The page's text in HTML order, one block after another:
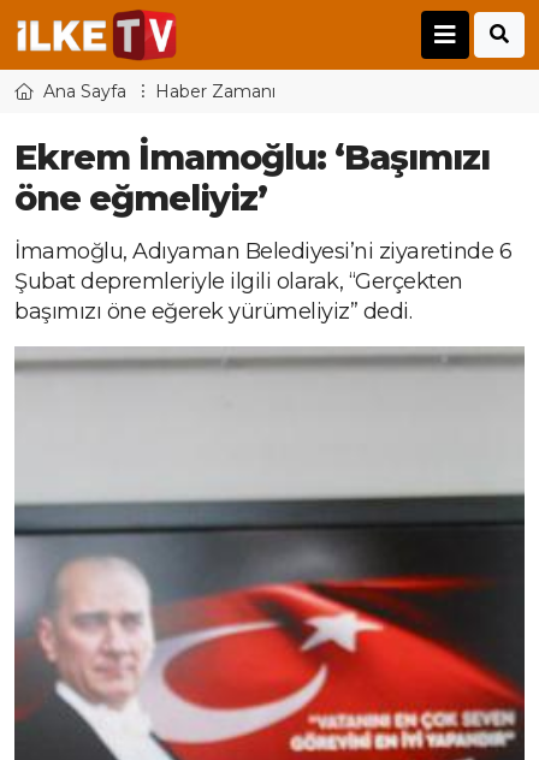
Ana Sayfa Haber Zamanı
Ekrem İmamoğlu: ‘Başımızı
öne eğmeliyiz’
İmamoğlu, Adıyaman Belediyesi’ni ziyaretinde 6
Şubat depremleriyle ilgili olarak, “Gerçekten
başımızı öne eğerek yürümeliyiz” dedi.